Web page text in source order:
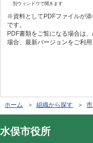
別ウィンドウで開きます
※資料としてPDFファイルが
です。
PDF書類をご覧になる場合は
場合、最新バージョンをご利用
ホーム ＞組織から探す ＞
水俣市役所